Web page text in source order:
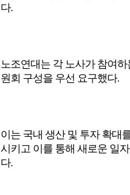
다.
노조연대는 각 노사가 참여
원회 구성을 우선 요구했다.
이는 국내 생산 및 투자 확대
시키고 이를 통해 새로운 일
다.